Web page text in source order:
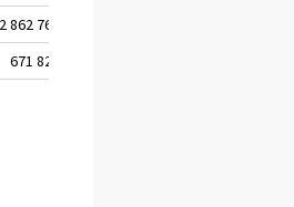
2 862 766
671 821